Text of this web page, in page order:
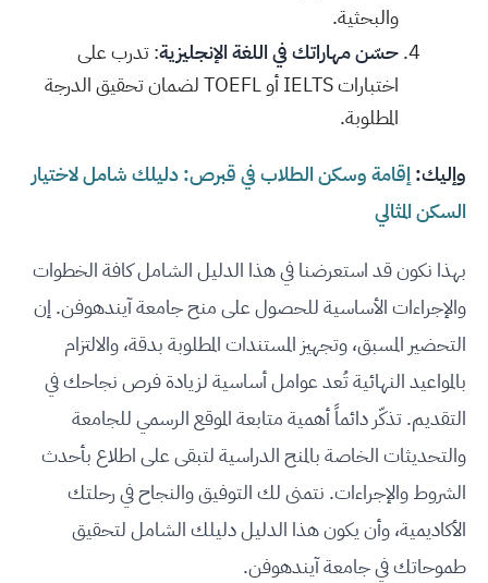
والبحثية.
حسّن مهاراتك في اللغة الإنجليزية: تدرب على
اختبارات IELTS أو TOEFL لضمان تحقيق الدرجة
المطلوبة.
وإليك: إقامة وسكن الطلاب في قبرص: دليلك شامل لاختيار
السكن المثالي
بهذا نكون قد استعرضنا في هذا الدليل الشامل كافة الخطوات
والإجراءات الأساسية للحصول على منح جامعة آيندهوفن. إن
التحضير المسبق، وتجهيز المستندات المطلوبة بدقة، والالتزام
بالمواعيد النهائية تُعد عوامل أساسية لزيادة فرص نجاحك في
التقديم. تذكّر دائماً أهمية متابعة الموقع الرسمي للجامعة
والتحديثات الخاصة بالمنح الدراسية لتبقى على اطلاع بأحدث
الشروط والإجراءات. نتمنى لك التوفيق والنجاح في رحلتك
الأكاديمية، وأن يكون هذا الدليل دليلك الشامل لتحقيق
طموحاتك في جامعة آيندهوفن.